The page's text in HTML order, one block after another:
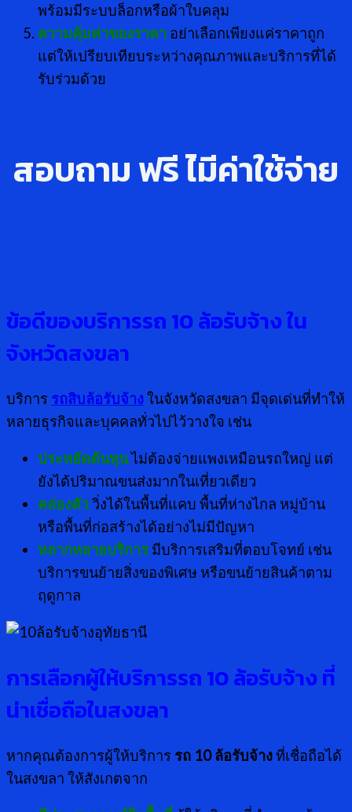
พร้อมมีระบบล็อกหรือผ้าใบคลุม
ความคุ้มค่าของราคา อย่าเลือกเพียงแค่ราคาถูก
แต่ให้เปรียบเทียบระหว่างคุณภาพและบริการที่ได้
รับร่วมด้วย
สอบถาม ฟรี ไ่มีค่าใช้จ่าย
ข้อดีของบริการรถ10 ล้อรับจ้างใน
จังหวัดสงขลา
บริการ รถสิบล้อรับจ้างในจังหวัดสงขลา มีจุดเด่นที่ทำให้
หลายธุรกิจและบุคคลทั่วไปไว้วางใจ เช่น
ประหยัดต้นทุนไม่ต้องจ่ายแพงเหมือนรถใหญ่ แต่
ยังได้ปริมาณขนส่งมากในเที่ยวเดียว
คล่องตัววิ่งได้ในพื้นที่แคบ พื้นที่ห่างไกล หมู่บ้าน
หรือพื้นที่ก่อสร้างได้อย่างไม่มีปัญหา
หลากหลายบริการ มีบริการเสริมที่ตอบโจทย์ เช่น
บริการขนย้ายสิ่งของพิเศษ หรือขนย้ายสินค้าตาม
ฤดูกาล
การเลือกผู้ให้บริการรถ10 ล้อรับจ้างที่
น่าเชื่อถือในสงขลา
หากคุณต้องการผู้ให้บริการ รถ 10 ล้อรับจ้างที่เชื่อถือได้
ในสงขลา ให้สังเกตจาก